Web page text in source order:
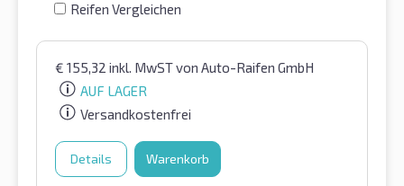
Reifen Vergleichen
€ 155,32 inkl. MwSTvon Auto-Raifen GmbH
AUF LAGER
Versandkostenfrei
Details Warenkorb